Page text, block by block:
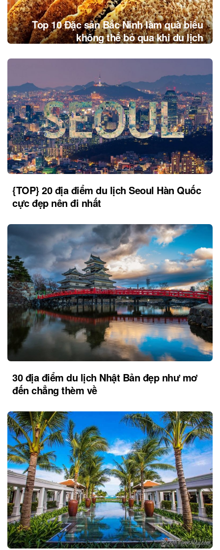
Top 10 Đặc sản Bắc Ninh làm quà biếu
không thể bỏ qua khi du lịch
{TOP} 20 địa điểm du lịch Seoul Hàn Quốc
cực đẹp nên đi nhất
30 địa điểm du lịch Nhật Bản đẹp như mơ
đến chẳng thèm về